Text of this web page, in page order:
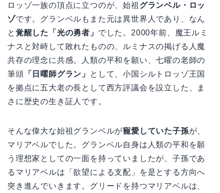
ロッゾ一族の頂点に立つのが、始祖 グランベル・ロッ
ゾです。グランベルもまた元は異世界人であり、なん
と 覚醒した「光の勇者」 でした。2000年前、魔王ルミ
ナスと対峙して敗れたものの、ルミナスの掲げる人魔
共存の理念に共感。人類の平和を願い、七曜の老師の
筆頭 「日曜師グラン」
として、小国シルトロッゾ王国
を拠点に五大老の長として西方評議会を設立した、ま
さに歴史の生き証人です。
そんな偉大な始祖グランベルが寵愛していた子孫が、
マリアベルでした。グランベル自身は人類の平和を願
う理想家としての一面を持っていましたが、子孫であ
るマリアベルは「欲望による支配」を是とする方向へ
突き進んでいきます。グリードを持つマリアベルは、